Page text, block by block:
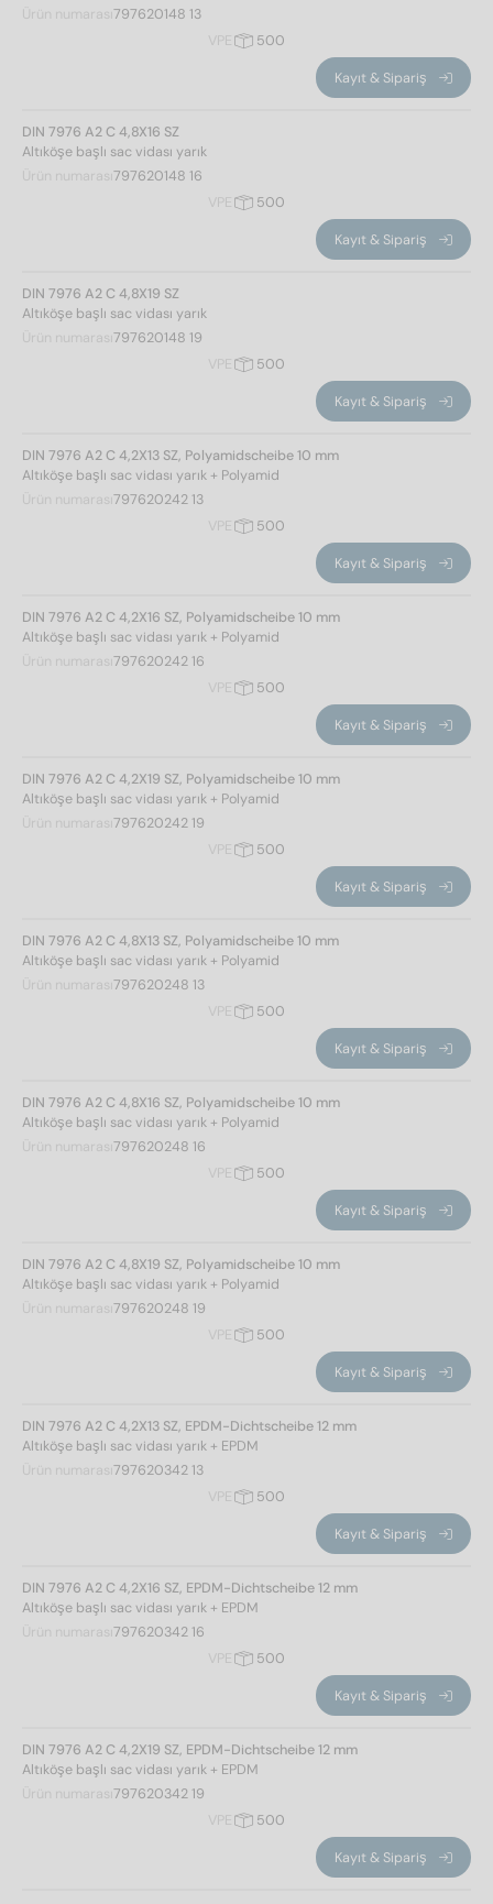
Standart no.
4,2 (9)
4,8 (9)
16 (6)
sac iplik (18)
kose genisligi
kafa şekli
SW 7
(9)
Ürün numarası 797620148 13
VPE
500
Kayıt & Sipariş
DIN 7976 A2 C 4,8X16 SZ
Altıköşe başlı sac vidası yarık
Ürün numarası 797620148 16
VPE
500
Kayıt & Sipariş
DIN 7976 A2 C 4,8X19 SZ
Altıköşe başlı sac vidası yarık
Ürün numarası 797620148 19
VPE
500
Kayıt & Sipariş
DIN 7976 A2 C 4,2X13 SZ, Polyamidscheibe 10 mm
Altıköşe başlı sac vidası yarık + Polyamid
Ürün numarası 797620242 13
VPE
500
Kayıt & Sipariş
DIN 7976 A2 C 4,2X16 SZ, Polyamidscheibe 10 mm
Altıköşe başlı sac vidası yarık + Polyamid
Ürün numarası 797620242 16
VPE
500
Kayıt & Sipariş
DIN 7976 A2 C 4,2X19 SZ, Polyamidscheibe 10 mm
Altıköşe başlı sac vidası yarık + Polyamid
Ürün numarası 797620242 19
VPE
500
Kayıt & Sipariş
DIN 7976 A2 C 4,8X13 SZ, Polyamidscheibe 10 mm
Altıköşe başlı sac vidası yarık + Polyamid
Ürün numarası 797620248 13
VPE
500
Kayıt & Sipariş
DIN 7976 A2 C 4,8X16 SZ, Polyamidscheibe 10 mm
Altıköşe başlı sac vidası yarık + Polyamid
Ürün numarası 797620248 16
VPE
500
Kayıt & Sipariş
DIN 7976 A2 C 4,8X19 SZ, Polyamidscheibe 10 mm
Altıköşe başlı sac vidası yarık + Polyamid
Ürün numarası 797620248 19
VPE
500
Kayıt & Sipariş
DIN 7976 A2 C 4,2X13 SZ, EPDM-Dichtscheibe 12 mm
Altıköşe başlı sac vidası yarık + EPDM
Ürün numarası 797620342 13
VPE
500
Kayıt & Sipariş
DIN 7976 A2 C 4,2X16 SZ, EPDM-Dichtscheibe 12 mm
Altıköşe başlı sac vidası yarık + EPDM
Ürün numarası 797620342 16
VPE
500
Kayıt & Sipariş
DIN 7976 A2 C 4,2X19 SZ, EPDM-Dichtscheibe 12 mm
Altıköşe başlı sac vidası yarık + EPDM
Ürün numarası 797620342 19
VPE
500
Kayıt & Sipariş